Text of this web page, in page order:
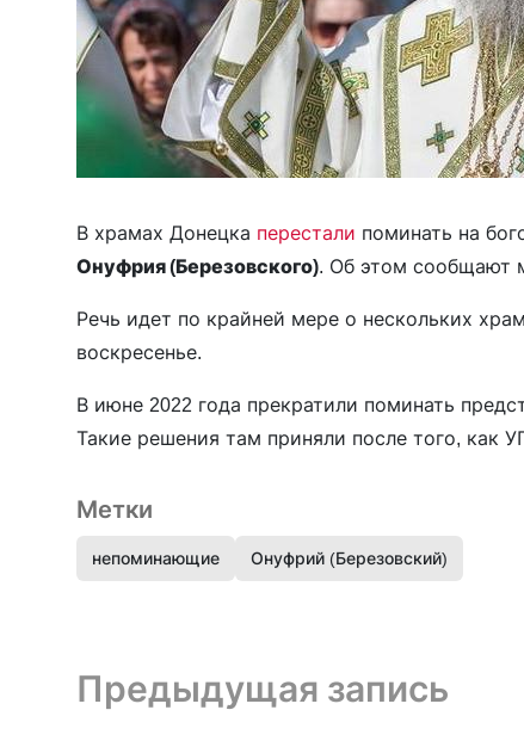
В храмах Донецка перестали поминать на
Онуфрия (Березовского). Об этом сообщают
Речь идет по крайней мере о нескольких
воскресенье.
В июне 2022 года прекратили поминать
Такие решения там приняли после того, как
Метки
непоминающие Онуфрий (Березовский)
Предыдущая запись и следующая запись
Предыдущая запись